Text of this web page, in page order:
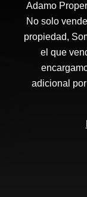
Adamo
No solo
propiedad,
el que
adicional